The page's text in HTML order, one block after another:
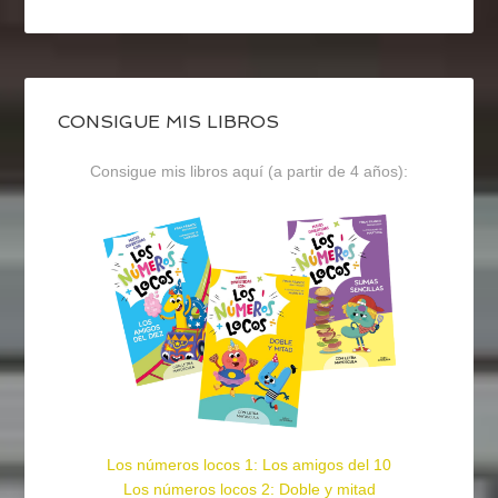
CONSIGUE MIS LIBROS
Consigue mis libros aquí (a partir de 4 años):
Los números locos 1: Los amigos del 10
Los números locos 2: Doble y mitad